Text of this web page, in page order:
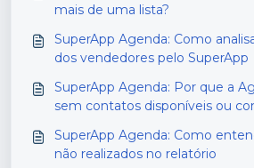
mais de uma lista?
SuperApp Agenda: Como
dos vendedores pelo SuperApp
SuperApp Agenda: Por que a
sem contatos disponíveis ou
SuperApp Agenda: Como
não realizados no relatório